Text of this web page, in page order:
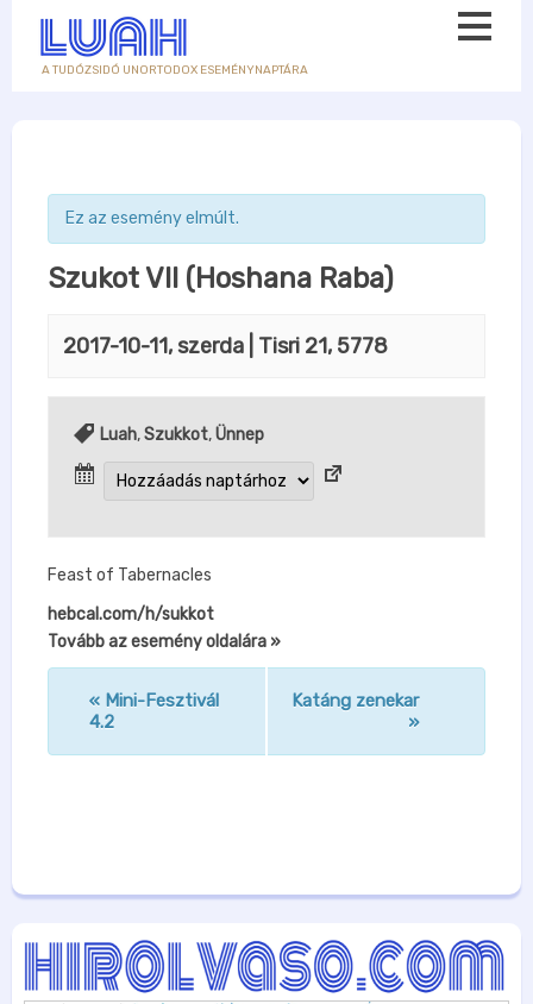
A TUDÓZSIDÓ UNORTODOX ESEMÉNYNAPTÁRA
Ez az esemény elmúlt.
Szukot VII (Hoshana Raba)
2017-10-11, szerda | Tisri 21, 5778
Luah,Szukkot,Ünnep
Feast of Tabernacles
hebcal.com/h/sukkot
Tovább az esemény oldalára »
a
i
ó
« Mini-Fesztivál
4.2
Katáng zenekar
»